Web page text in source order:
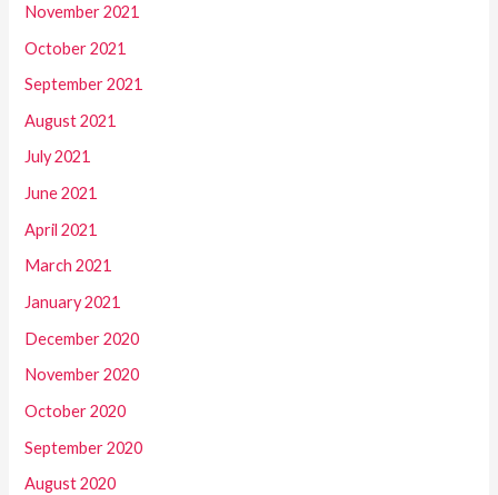
November 2021
October 2021
September 2021
August 2021
July 2021
June 2021
April 2021
March 2021
January 2021
December 2020
November 2020
October 2020
September 2020
August 2020